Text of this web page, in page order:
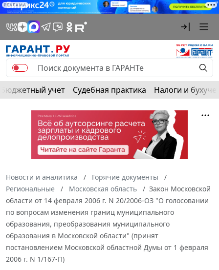
РЕКЛАМА
Бюджетный учет Судебная практика Налоги и
Новости и аналитика
Горячие документы
Региональные
Московская область
Закон Московской
области от 14 февраля 2006 г. N 20/2006-ОЗ "О голосовании
по вопросам изменения границ муниципального
образования, преобразования муниципального
образования в Московской области" (принят
постановлением Московской областной Думы от 1 февраля
2006 г. N 1/167-П)